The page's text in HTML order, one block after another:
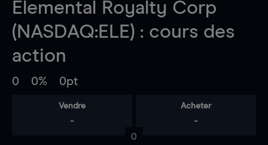
Elemental Royalty Corp
(NASDAQ:ELE) : cours des
action
0 0% 0pt
Vendre
-
Acheter
-
0